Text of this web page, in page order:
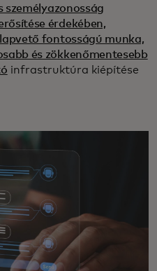
érdekében,
fontosságú munka,
és zökkenőmentesebb
infrastruktúra kiépítése